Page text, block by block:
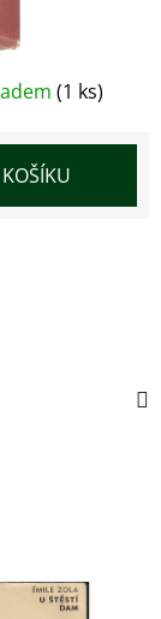
(1 ks)